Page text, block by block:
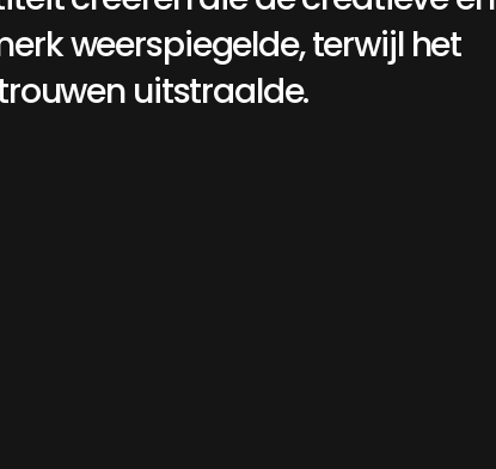
weerspiegelde,terwijl het
uitstraalde.